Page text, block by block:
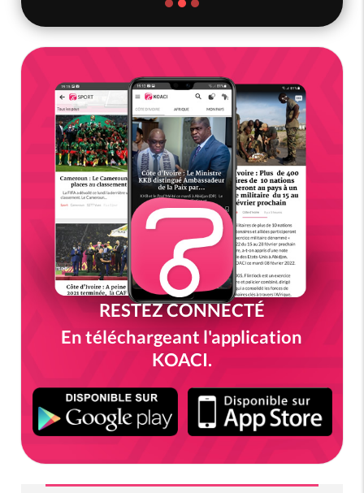
RESTEZ CONNECTÉ
En téléchargeant l'application
KOACI.